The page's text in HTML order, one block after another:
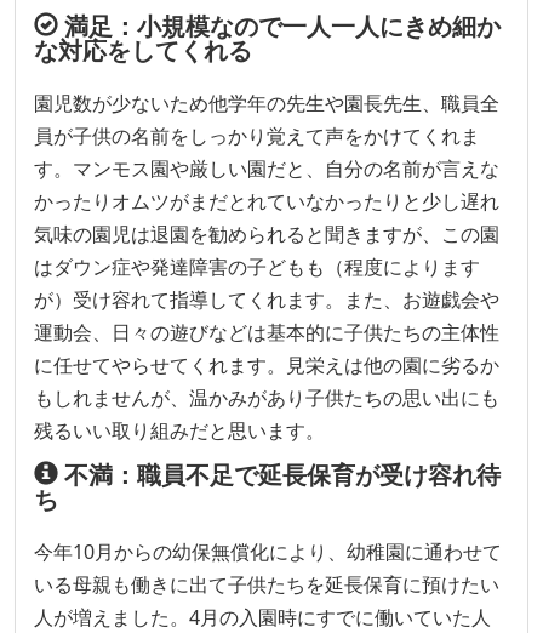
満足：小規模なので一人一人にきめ細か
な対応をしてくれる
園児数が少ないため他学年の先生や園長先生、職員全
員が子供の名前をしっかり覚えて声をかけてくれま
す。マンモス園や厳しい園だと、自分の名前が言えな
かったりオムツがまだとれていなかったりと少し遅れ
気味の園児は退園を勧められると聞きますが、この園
はダウン症や発達障害の子どもも（程度によります
が）受け容れて指導してくれます。また、お遊戯会や
運動会、日々の遊びなどは基本的に子供たちの主体性
に任せてやらせてくれます。見栄えは他の園に劣るか
もしれませんが、温かみがあり子供たちの思い出にも
残るいい取り組みだと思います。
不満：職員不足で延長保育が受け容れ待
ち
今年10月からの幼保無償化により、幼稚園に通わせて
いる母親も働きに出て子供たちを延長保育に預けたい
人が増えました。4月の入園時にすでに働いていた人